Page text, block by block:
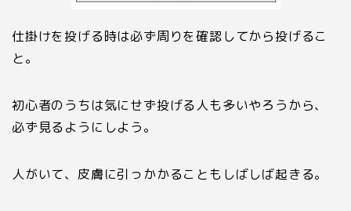
仕掛けを投げる時は必ず周りを確認してから投げるこ
と。
初心者のうちは気にせず投げる人も多いやろうから、
必ず見るようにしよう。
人がいて、皮膚に引っかかることもしばしば起きる。